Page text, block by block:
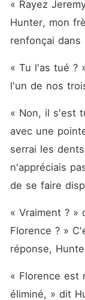
« Rayez
Hunter, mon
renfonçai dans
« Tu l'as tué ?
l'un de nos
« Non, il s'est
avec une
serrai les
n'appréciais
de se faire
« Vraiment ? »
Florence ? »
réponse,
« Florence est
éliminé, » dit